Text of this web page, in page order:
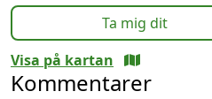
Ta mig dit
Visa på kartan
Kommentarer